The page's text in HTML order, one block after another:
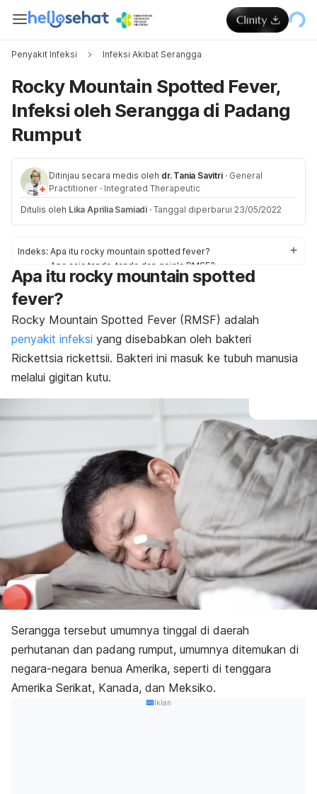
Penyakit Infeksi Infeksi Akibat Serangga
Rocky Mountain Spotted Fever,
Infeksi oleh Serangga di Padang
Rumput
Ditinjau secara medis oleh dr. Tania Savitri · General
Practitioner · Integrated Therapeutic
Ditulis oleh Lika Aprilia Samiadi · Tanggal diperbarui 23/05/2022
Indeks: Apa itu rocky mountain spotted fever?
Apa saja tanda-tanda dan gejala RMSF?
Apa penyebab Rocky Mountain Spotted Fever?
Apa saja faktor risiko RMSF?
Apa tes untuk Rocky Mountain Spotted Fever?
Apa pengobatan untuk RMSF?
Apa itu rocky mountain spotted
fever?
Rocky Mountain Spotted Fever (RMSF) adalah
penyakit infeksi yang disebabkan oleh bakteri
Rickettsia rickettsii. Bakteri ini masuk ke tubuh manusia
melalui gigitan kutu.
Serangga tersebut umumnya tinggal di daerah
perhutanan dan padang rumput, umumnya ditemukan di
negara-negara benua Amerika, seperti di tenggara
Amerika Serikat, Kanada, dan Meksiko.
Iklan